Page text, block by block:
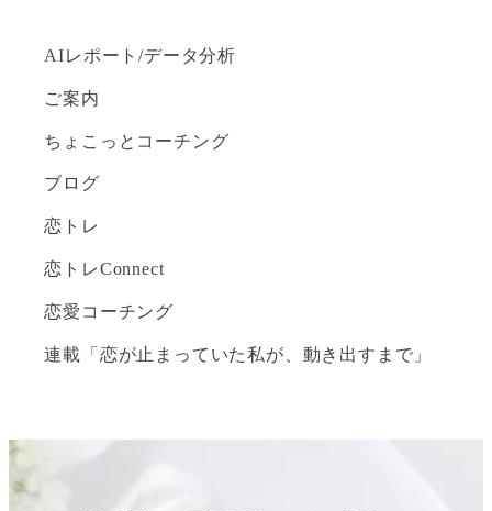
AIレポート/データ分析
ご案内
ちょこっとコーチング
ブログ
恋トレ
恋トレConnect
恋愛コーチング
連載「恋が止まっていた私が、動き出すまで」